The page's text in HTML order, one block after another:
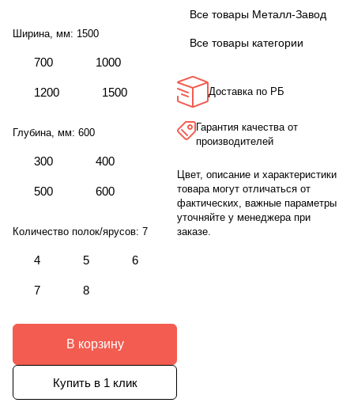
Ширина, мм: 1500
700 1000
1200 1500
Глубина, мм: 600
300 400
500 600
Количество полок/ярусов: 7
4 5 6
7 8
В корзину
Купить в 1 клик
Все товары Металл-Завод
Все товары категории
Доставка по РБ
Гарантия качества от
производителей
Цвет, описание и характеристики
товара могут отличаться от
фактических, важные параметры
уточняйте у менеджера при
заказе.